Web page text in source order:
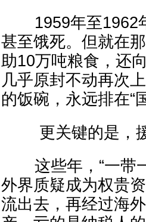
1959年至1962年
甚至饿死。但就在
助10万吨粮食，还
几乎原封不动再次
的饭碗，永远排在“
更关键的是，援
这些年，“一带一
外界质疑成为权贵
流出去，再经过海